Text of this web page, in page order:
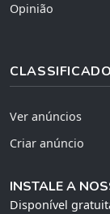
Opinião
Ver anúncios
Criar anúncio
INSTALE A
Disponível